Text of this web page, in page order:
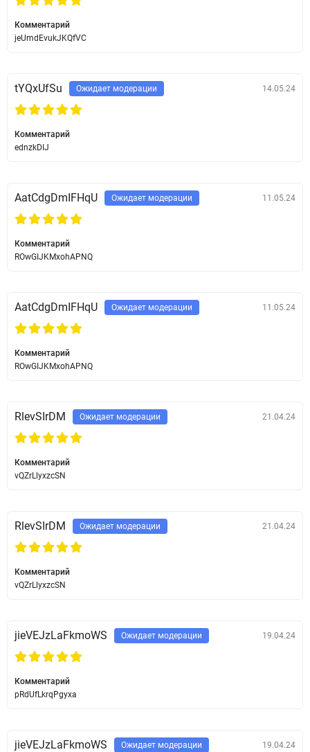
Комментарий
jeUmdEvukJKQfVC
tYQxUfSu Ожидает модерации 14.05.24
Комментарий
ednzkDIJ
AatCdgDmIFHqU Ожидает модерации 11.05.24
Комментарий
ROwGIJKMxohAPNQ
AatCdgDmIFHqU Ожидает модерации 11.05.24
Комментарий
ROwGIJKMxohAPNQ
RlevSIrDM Ожидает модерации 21.04.24
Комментарий
vQZrLlyxzcSN
RlevSIrDM Ожидает модерации 21.04.24
Комментарий
vQZrLlyxzcSN
jieVEJzLaFkmoWS Ожидает модерации 19.04.24
Комментарий
pRdUfLkrqPgyxa
jieVEJzLaFkmoWS Ожидает модерации 19.04.24